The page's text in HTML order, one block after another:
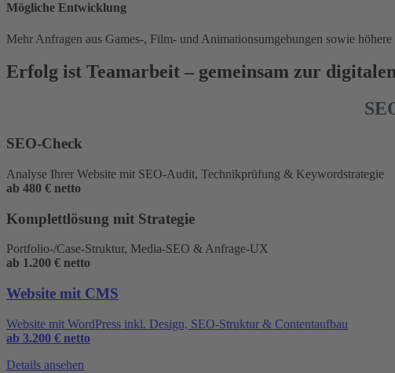
Mögliche Entwicklung
Mehr Anfragen aus Games-, Film- und Animationsumgebungen sowie
Erfolg ist Teamarbeit – gemeinsam zur
SEO-Check
Analyse Ihrer Website mit SEO-Audit, Technikprüfung & Keywordstrategie
ab 480 € netto
Komplettlösung mit Strategie
Portfolio-/Case-Struktur, Media-SEO & Anfrage-UX
ab 1.200 € netto
Website mit CMS
Website mit WordPress inkl. Design, SEO-Struktur & Contentaufbau
ab 3.200 € netto
Details ansehen